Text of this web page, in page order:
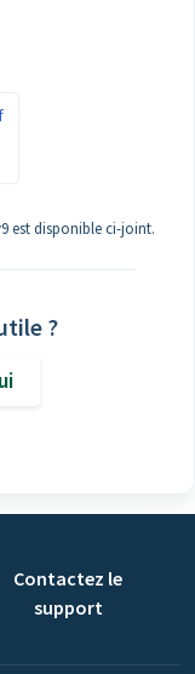
est disponible ci-joint.
?
Contactez le
support